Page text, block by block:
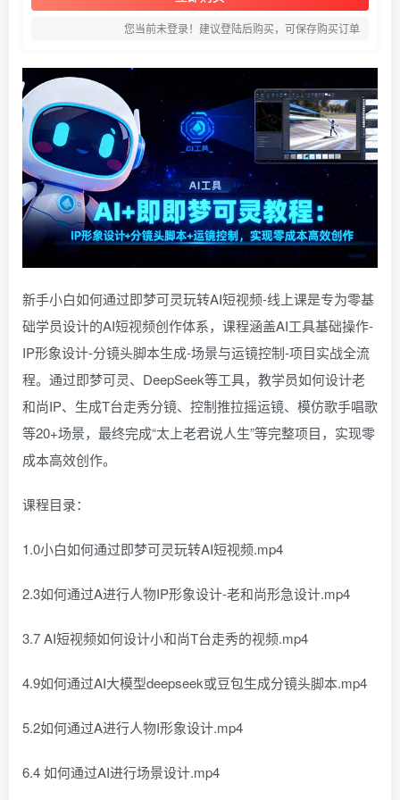
您当前未登录！建议登陆后购买，可保存购买订单
新手小白如何通过即梦可灵玩转AI短视频-线上课是专为零基
础学员设计的AI短视频创作体系，课程涵盖AI工具基础操作-
IP形象设计-分镜头脚本生成-场景与运镜控制-项目实战全流
程。通过即梦可灵、DeepSeek等工具，教学员如何设计老
和尚IP、生成T台走秀分镜、控制推拉摇运镜、模仿歌手唱歌
等20+场景，最终完成“太上老君说人生”等完整项目，实现零
成本高效创作。
课程目录：
1.0小白如何通过即梦可灵玩转AI短视频.mp4
2.3如何通过A进行人物IP形象设计-老和尚形急设计.mp4
3.7 AI短视频如何设计小和尚T台走秀的视频.mp4
4.9如何通过AI大模型deepseek或豆包生成分镜头脚本.mp4
5.2如何通过A进行人物I形象设计.mp4
6.4 如何通过AI进行场景设计.mp4